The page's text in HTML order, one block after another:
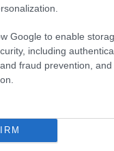
Google to enable
including
fraud prevention,
δείκτης
για τα
μιας χώρας από
υγεία,
ανισότητα
των
Index)